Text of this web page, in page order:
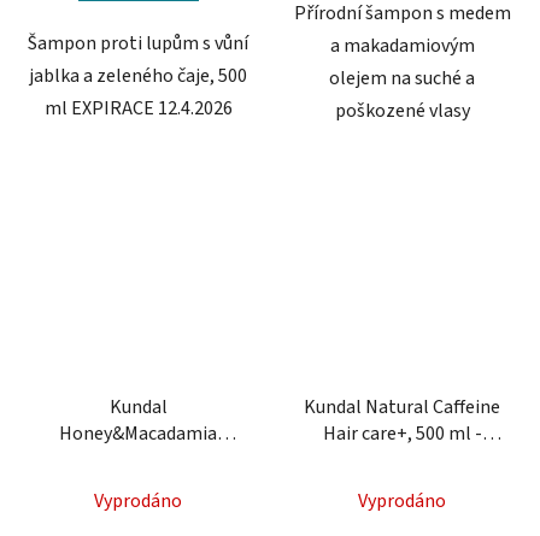
Šampon proti lupům s vůní
jablka a zeleného čaje, 500
ml EXPIRACE 12.4.2026
Přírodní šampon s medem
a makadamiovým
olejem na suché a
poškozené vlasy
Kundal
Honey&Macadamia
vlasová kúra
Vyprodáno
Kundal Natural Caffeine
Hair care+, 500 ml -
kofeinem
Vyprodáno